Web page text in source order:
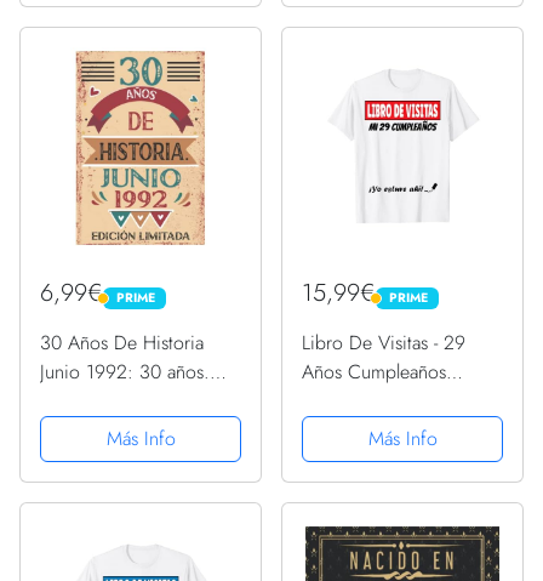
6,99€ PRIME
PRIME
30 Años De Historia
Junio 1992: 30 años.
cuaderno, 110 páginas
de felicitaciones, idea
de regalo, regalo Para la
Más Info
15,99€ PRIME
PRIME
Libro De Visitas - 29
Años Cumpleaños
CamisetaMás Info